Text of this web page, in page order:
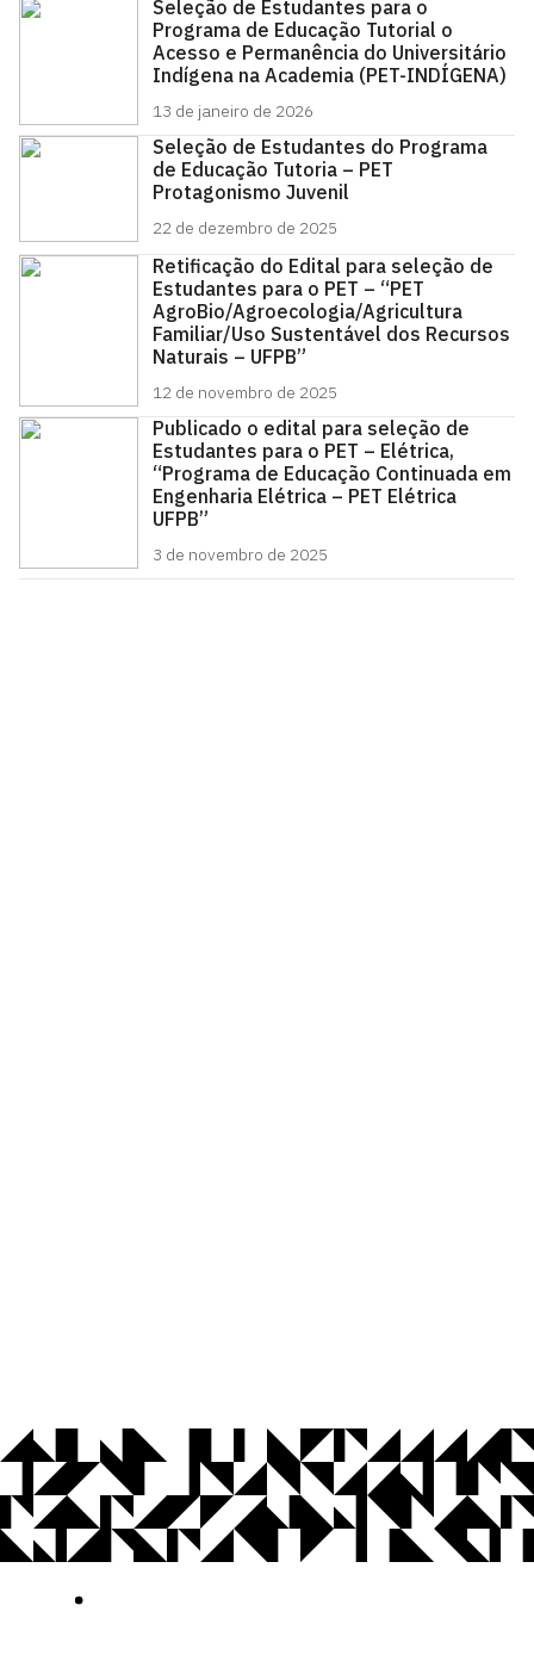
Seleção de Estudantes para o
Programa de Educação Tutorial o
Acesso e Permanência do Universitário
Indígena na Academia (PET-INDÍGENA)
13 de janeiro de 2026
Seleção de Estudantes do Programa
de Educação Tutoria – PET
Protagonismo Juvenil
22 de dezembro de 2025
Retificação do Edital para seleção de
Estudantes para o PET – “PET
AgroBio/Agroecologia/Agricultura
Familiar/Uso Sustentável dos Recursos
Naturais – UFPB”
12 de novembro de 2025
Publicado o edital para seleção de
Estudantes para o PET – Elétrica,
“Programa de Educação Continuada em
Engenharia Elétrica – PET Elétrica
UFPB”
3 de novembro de 2025